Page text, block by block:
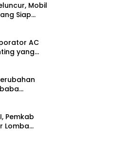
Mobil
Siap
Motor
AC
yang
Daerah
Pemkab
Lomba